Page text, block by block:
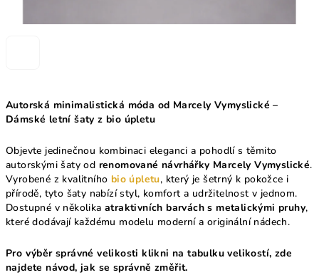
Autorská minimalistická móda od Marcely Vymyslické –
Dámské letní šaty z bio úpletu
Objevte jedinečnou kombinaci eleganci a pohodlí s těmito
autorskými šaty od renomované návrhářky Marcely Vymyslické.
Vyrobené z kvalitního bio úpletu, který je šetrný k pokožce i
přírodě, tyto šaty nabízí styl, komfort a udržitelnost v jednom.
Dostupné v několikaatraktivních barvách s metalickými pruhy,
které dodávají každému modelu moderní a originální nádech.
Pro výběr správné velikosti klikni na tabulku velikostí, zde
najdete návod, jak se správně změřit.